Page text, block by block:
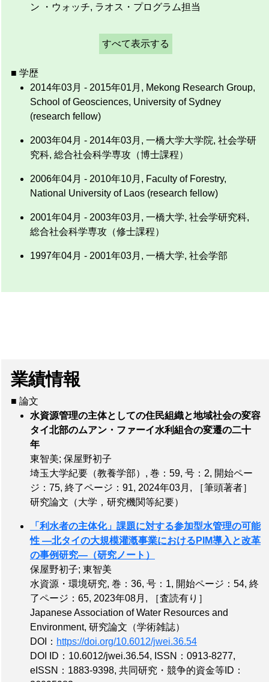
ン ・ウォッチ, ラオス・プログラム担当
すべて表示する
■ 学歴
2014年03月 - 2015年01月, Mekong Research Group,
School of Geosciences, University of Sydney
(research fellow)
2003年04月 - 2014年03月, 一橋大学大学院, 社会学研
究科, 総合社会科学専攻（博士課程）
2006年04月 - 2010年10月, Faculty of Forestry,
National University of Laos (research fellow)
2001年04月 - 2003年03月, 一橋大学, 社会学研究科,
総合社会科学専攻（修士課程）
1997年04月 - 2001年03月, 一橋大学, 社会学部
業績情報
■ 論文
水資源管理の主体としての住民組織と地域社会の変容
タイ北部のムアン・ファーイ水利組合の変遷の二十
年
東智美; 保屋野初子
埼玉大学紀要（教養学部）, 巻：59, 号：2, 開始ペー
ジ：75, 終了ページ：91, 2024年03月,
［筆頭著者］
研究論文（大学，研究機関等紀要）
「利水者の主体化」課題に対する参加型水管理の可能
性 ―北タイの大規模灌漑事業におけるPIM導入と改革
の事例研究―（研究ノート）
保屋野初子; 東智美
水資源・環境研究, 巻：36, 号：1, 開始ページ：54, 終
了ページ：65, 2023年08月,
［査読有り］
Japanese Association of Water Resources and
Environment, 研究論文（学術雑誌）
DOI： https://doi.org/10.6012/jwei.36.54
DOI ID：10.6012/jwei.36.54, ISSN：0913-8277,
eISSN：1883-9398, 共同研究・競争的資金等ID：